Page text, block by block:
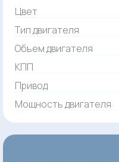
Цвет
Тип двигателя
Объем двигателя
КПП
Привод
Мощность двигателя